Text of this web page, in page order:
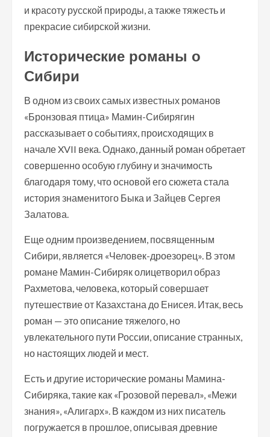
и красоту русской природы, а также тяжесть и
прекрасие сибирской жизни.
Исторические романы о
Сибири
В одном из своих самых известных романов
«Бронзовая птица» Мамин-Сибирягин
рассказывает о событиях, происходящих в
начале XVII века. Однако, данный роман обретает
совершенно особую глубину и значимость
благодаря тому, что основой его сюжета стала
история знаменитого Быка и Зайцев Сергея
Залатова.
Еще одним произведением, посвященным
Сибири, является «Человек-дроезорец». В этом
романе Мамин-Сибиряк олицетворил образ
Рахметова, человека, который совершает
путешествие от Казахстана до Енисея. Итак, весь
роман — это описание тяжелого, но
увлекательного пути России, описание странных,
но настоящих людей и мест.
Есть и другие исторические романы Мамина-
Сибиряка, такие как «Грозовой перевал», «Межи
знания», «Алигарх». В каждом из них писатель
погружается в прошлое, описывая древние